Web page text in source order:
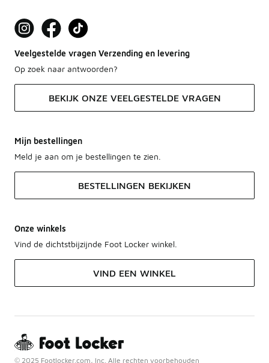
Veelgestelde vragen Verzending en levering
Op zoek naar antwoorden?
BEKIJK ONZE VEELGESTELDE VRAGEN
Mijn bestellingen
Meld je aan om je bestellingen te zien.
BESTELLINGEN BEKIJKEN
Onze winkels
Vind de dichtstbijzijnde Foot Locker winkel.
VIND EEN WINKEL
© 2025 Footlocker.com, Inc. Alle rechten voorbehouden